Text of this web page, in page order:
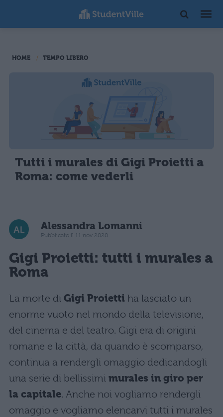
HOME TEMPO LIBERO
Tutti i murales di Gigi Proietti a
Roma: come vederli
Alessandra Lomanni
Pubblicato il 11 nov 2020
Gigi Proietti: tutti i murales a
Roma
La morte di Gigi Proietti ha lasciato un
enorme vuoto nel mondo della televisione,
del cinema e del teatro. Gigi era di origini
romane e la città, da quando è scomparso,
continua a rendergli omaggio dedicandogli
una serie di bellissimi murales in giro per
la capitale. Anche noi vogliamo rendergli
omaggio e vogliamo elencarvi tutti i murales